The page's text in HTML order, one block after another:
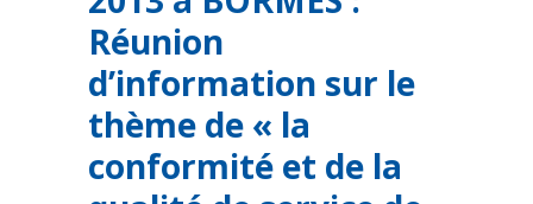
Réunion
d’information sur le
thème de « la
conformité et de la